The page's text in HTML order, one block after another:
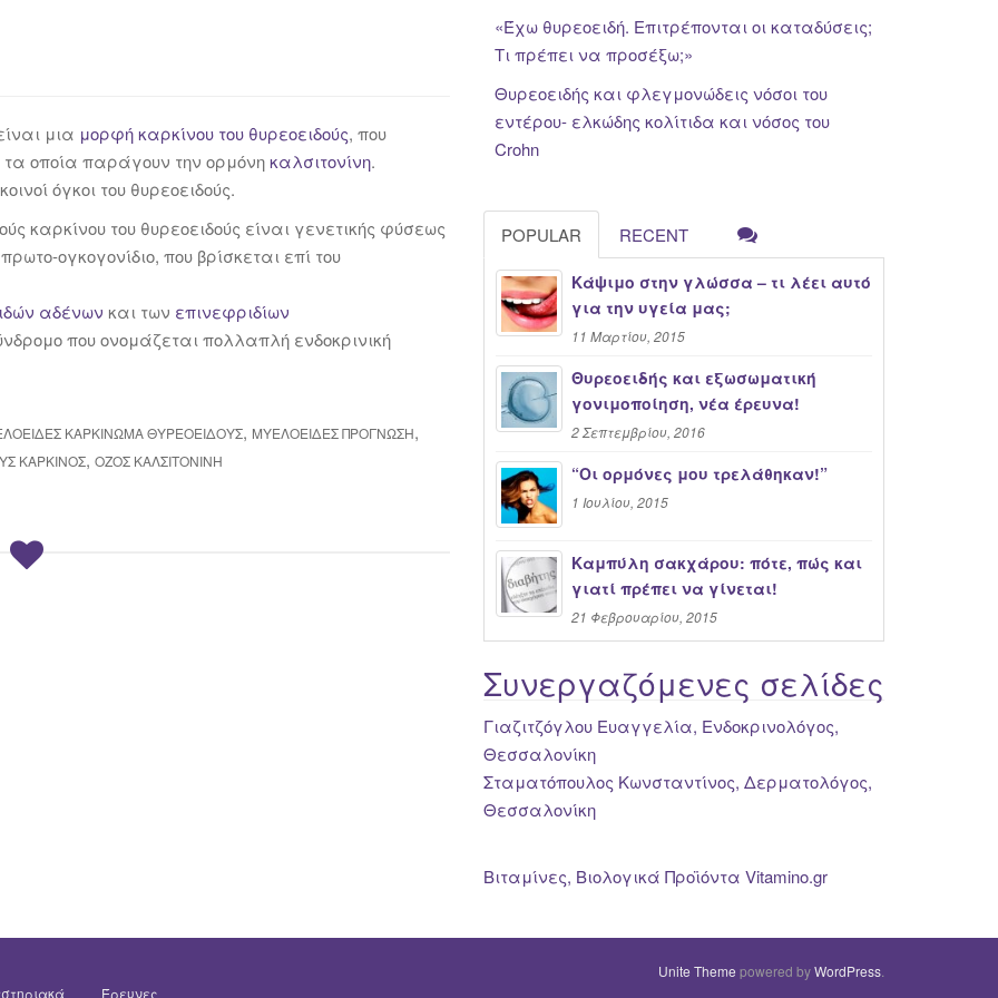
μια μορφή καρκίνου του θυρεοειδούς, που
οποία παράγουν την ορμόνηκαλσιτονίνη.
όγκοι του θυρεοειδούς.
καρκίνου του θυρεοειδούς είναι γενετικής φύσεως
ογκογονίδιο, που βρίσκεται επί του
αδένων και των επινεφριδίων
που ονομάζεται πολλαπλή ενδοκρινική
ΚΑΡΚΊΝΩΜΑ ΘΥΡΕΟΕΙΔΟΎΣ, ΜΥΕΛΟΕΙΔΈΣ ΠΡΌΓΝΩΣΗ,
ΚΑΡΚΊΝΟΣ, ΟΖΟΣ ΚΑΛΣΙΤΟΝΊΝΗ
«Έχω θυρεοειδή. Επιτρέπονται οι καταδύσεις;
Τι πρέπει να προσέξω;»
Θυρεοειδής και φλεγμονώδεις νόσοι του
εντέρου- ελκώδης κολίτιδα και νόσος του
Crohn
POPULAR RECENT
Κάψιμο στην γλώσσα – τι λέει αυτό
για την υγεία μας;
11 Μαρτίου, 2015
Θυρεοειδής και εξωσωματική
γονιμοποίηση, νέα έρευνα!
2 Σεπτεμβρίου, 2016
“Oι ορμόνες μου τρελάθηκαν!”
1 Ιουλίου, 2015
Καμπύλη σακχάρου: πότε, πώς και
γιατί πρέπει να γίνεται!
21 Φεβρουαρίου, 2015
Συνεργαζόμενες σελίδες
Γιαζιτζόγλου Ευαγγελία, Ενδοκρινολόγος,
Θεσσαλονίκη
Σταματόπουλος Κωνσταντίνος, Δερματολόγος,
Θεσσαλονίκη
Βιταμίνες, Βιολογικά Προϊόντα Vitamino.gr
Έρευνες
Unite Theme powered byWordPress